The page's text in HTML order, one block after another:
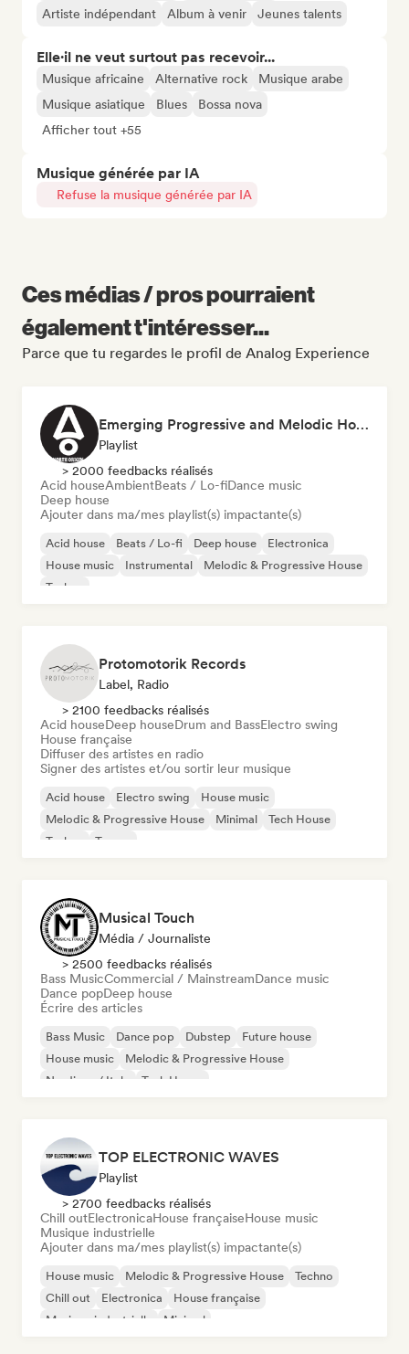
Artiste indépendant Album à venir Jeunes talents
Elle·il ne veut surtout pas recevoir...
Musique africaine Alternative rock
Musique arabe
Musique asiatique
Blues
Bossa nova
Afficher tout +55
Musique générée par IA
Refuse la musique générée par IA
Ces médias / pros pourraient
également t'intéresser...
Parce que tu regardes le profil de Analog Experience
Emerging Progressive and Melodic House Artists
Playlist
> 2000 feedbacks réalisés
Acid houseAmbientBeats / Lo-fiDance music
Deep house
Ajouter dans ma/mes playlist(s) impactante(s)
Acid house Beats / Lo-fi Deep house
Electronica
House music
Instrumental
Melodic & Progressive House
Techno
Protomotorik Records
Label, Radio
> 2100 feedbacks réalisés
Acid houseDeep houseDrum and BassElectro swing
House française
Diffuser des artistes en radio
Signer des artistes et/ou sortir leur musique
Acid house Electro swing
House music
Melodic & Progressive House
Minimal
Tech House
Techno
Trance
Musical Touch
Média / Journaliste
> 2500 feedbacks réalisés
Bass MusicCommercial / MainstreamDance music
Dance popDeep house
Écrire des articles
Bass Music Dance pop Dubstep
Future house
House music
Melodic & Progressive House
Nu-disco / Italo
Tech House
TOP ELECTRONIC WAVES
Playlist
> 2700 feedbacks réalisés
Chill outElectronicaHouse françaiseHouse music
Musique industrielle
Ajouter dans ma/mes playlist(s) impactante(s)
House music Melodic & Progressive House
Techno
Chill out
Electronica
House française
Musique industrielle
Minimal